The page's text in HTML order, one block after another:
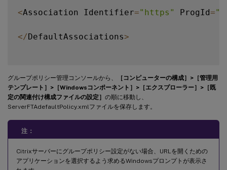
<Association Identifier="https" ProgId=
</DefaultAssociations>
グループポリシー管理コンソールから、
［コンピューターの構成］>［管理用
テンプレート］>［Windowsコンポーネント］>［エクスプローラー］>［既
定の関連付け構成ファイルの設定］ の順に移動し、
ServerFTAdefaultPolicy.xmlファイルを保存します。
注：
Citrixサーバーにグループポリシー設定がない場合、URLを開くための
アプリケーションを選択するよう求めるWindowsプロンプトが表示さ